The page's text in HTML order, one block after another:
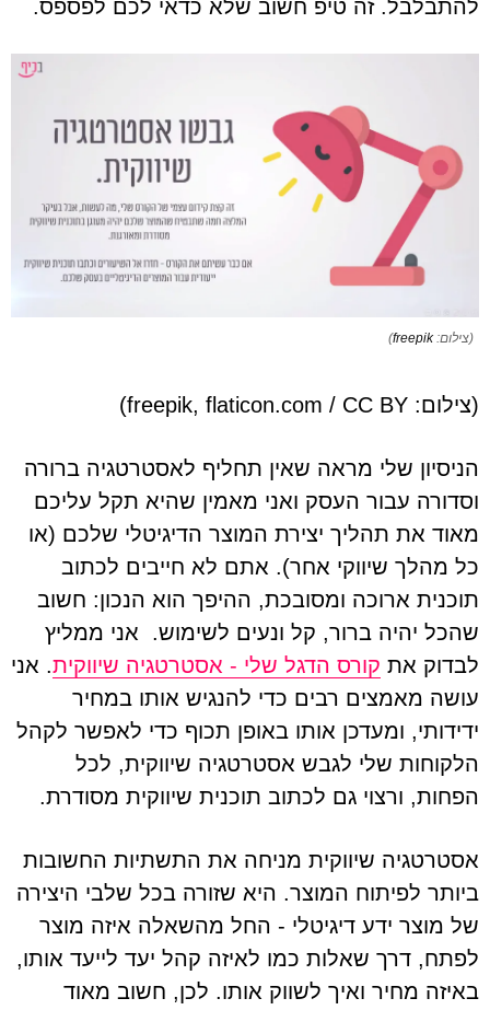
להתבלבל. זה טיפ חשוב שלא כדאי לכם לפספס.
(צילום:freepik
)
(צילום: freepik, flaticon.com / CC BY)
הניסיון שלי מראה שאין תחליף לאסטרטגיה ברורה
וסדורה עבור העסק ואני מאמין שהיא תקל עליכם
מאוד את תהליך יצירת המוצר הדיגיטלי שלכם (או
כל מהלך שיווקי אחר). אתם לא חייבים לכתוב
תוכנית ארוכה ומסובכת, ההיפך הוא הנכון: חשוב
שהכל יהיה ברור, קל ונעים לשימוש. אני ממליץ
לבדוק את קורס הדגל שלי - אסטרטגיה שיווקית. אני
עושה מאמצים רבים כדי להנגיש אותו במחיר
ידידותי, ומעדכן אותו באופן תכוף כדי לאפשר לקהל
הלקוחות שלי לגבש אסטרטגיה שיווקית, לכל
הפחות, ורצוי גם לכתוב תוכנית שיווקית מסודרת.
אסטרטגיה שיווקית מניחה את התשתיות החשובות
ביותר לפיתוח המוצר. היא שזורה בכל שלבי היצירה
של מוצר ידע דיגיטלי - החל מהשאלה איזה מוצר
לפתח, דרך שאלות כמו לאיזה קהל יעד לייעד אותו,
באיזה מחיר ואיך לשווק אותו. לכן, חשוב מאוד